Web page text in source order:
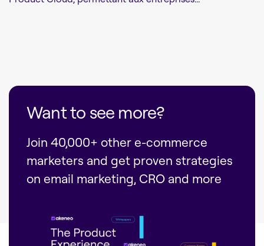
Want to see more?
Join 40,000+ other e-commerce
marketers and get proven strategies
on email marketing, CRO and more